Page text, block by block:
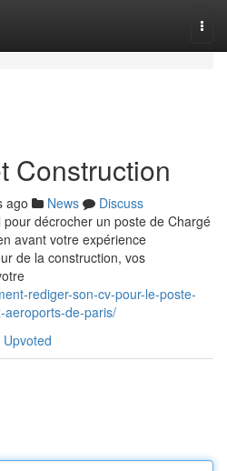
Construction
ago News
Discuss
décrocher un poste de Chargé
avant votre expérience
de la construction, vos
rediger-son-cv-pour-le-poste-
aeroports-de-paris/